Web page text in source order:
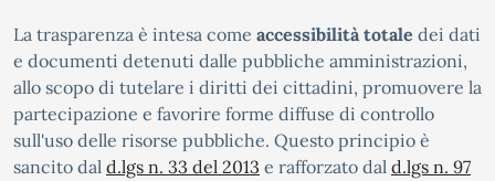
La trasparenza è intesa come accessibilità totale dei dati
e documenti detenuti dalle pubbliche amministrazioni,
allo scopo di tutelare i diritti dei cittadini, promuovere la
partecipazione e favorire forme diffuse di controllo
sull'uso delle risorse pubbliche. Questo principio è
sancito dal d.lgs n. 33 del 2013 e rafforzato dal d.lgs n. 97